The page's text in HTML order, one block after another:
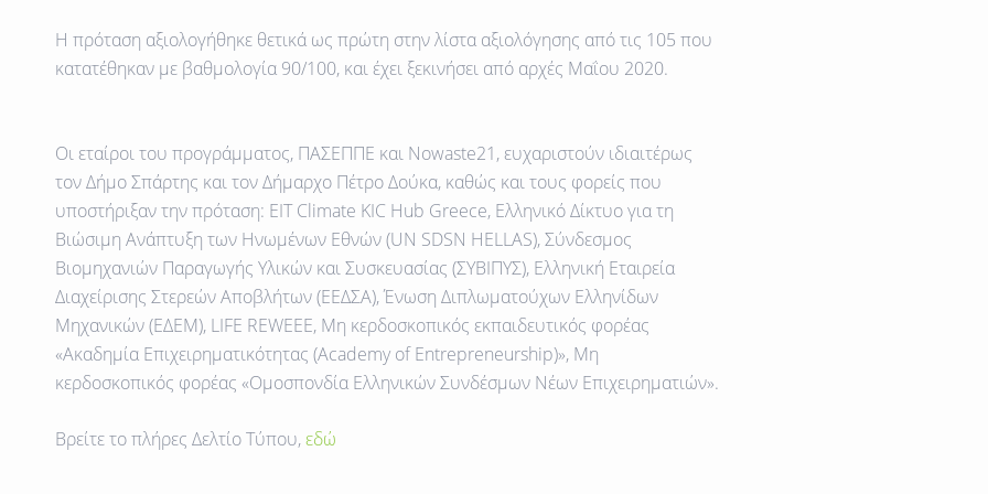
Η πρόταση αξιολογήθηκε θετικά ως πρώτη στην λίστα αξιολόγησης από τις 105 που
κατατέθηκαν με βαθμολογία 90/100, και έχει ξεκινήσει από αρχές Μαΐου 2020.
Οι εταίροι του προγράμματος, ΠΑΣΕΠΠΕ και Nowaste21, ευχαριστούν ιδιαιτέρως
τον Δήμο Σπάρτης και τον Δήμαρχο Πέτρο Δούκα, καθώς και τους φορείς που
υποστήριξαν την πρόταση: ΕΙΤ Climate KIC Hub Greece, Ελληνικό Δίκτυο για τη
Βιώσιμη Ανάπτυξη των Ηνωμένων Εθνών (UN SDSN HELLAS), Σύνδεσμος
Βιομηχανιών Παραγωγής Υλικών και Συσκευασίας (ΣΥΒΙΠΥΣ), Ελληνική Εταιρεία
Διαχείρισης Στερεών Αποβλήτων (ΕΕΔΣΑ), Ένωση Διπλωματούχων Ελληνίδων
Μηχανικών (ΕΔΕΜ), LIFE REWEEE, Μη κερδοσκοπικός εκπαιδευτικός φορέας
«Ακαδημία Επιχειρηματικότητας (Academy of Entrepreneurship)», Μη
κερδοσκοπικός φορέας «Ομοσπονδία Ελληνικών Συνδέσμων Νέων Επιχειρηματιών».
Βρείτε το πλήρες Δελτίο Τύπου,εδώ